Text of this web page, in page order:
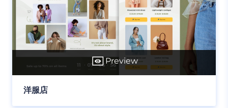
Preview
洋服店